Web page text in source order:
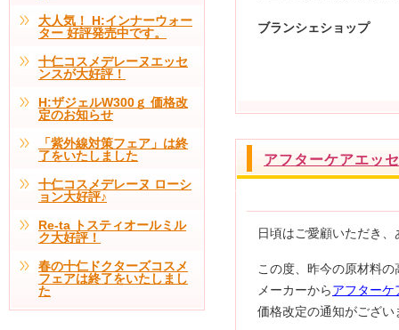
大人気！ H:インナーウォー
ター 好評発売中です。
十仁コスメデレーヌエッセ
ンスが大好評！
H:ザジェルW300ｇ 価格改
定のお知らせ
「紫外線対策フェア」は終
了をいたしました
十仁コスメデレーヌ ローシ
ョン大好評♪
Re-ta トスティオールミル
ク大好評！
春の十仁ドクターズコスメ
フェアは終了をいたしまし
た
ブランシェショップ
アフターケアエッ
日頃はご愛顧いただき
この度、昨今の原材料
メーカーからアフターケ
価格改定の通知がござい